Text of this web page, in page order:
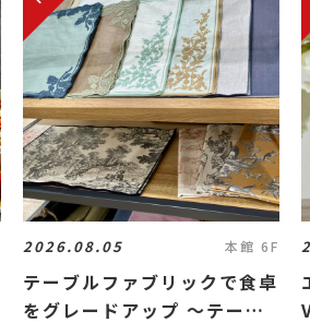
2026.08.05 本館 6F
テーブルファブリックで食卓
をグレードアップ ～テーブ